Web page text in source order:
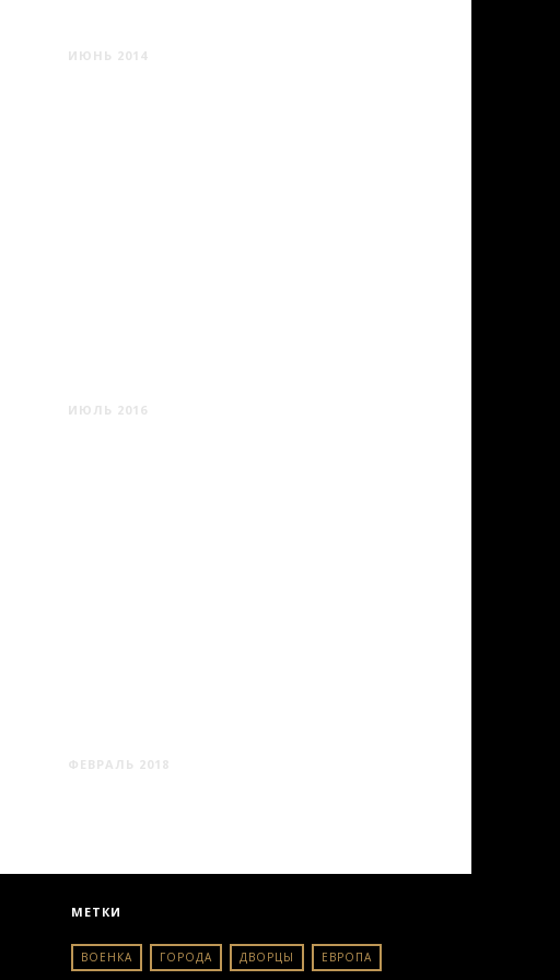
ИЮНЬ 2014
ИЮЛЬ 2016
ФЕВРАЛЬ 2018
МЕТКИ
ВОЕНКА ГОРОДА ДВОРЦЫ ЕВРОПА